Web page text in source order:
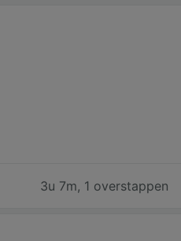
3u 7m, 1 overstappen